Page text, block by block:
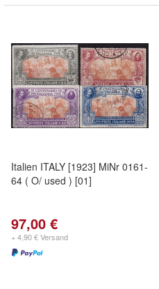
Italien ITALY [1923] MiNr 0161-
64 ( O/ used ) [01]
97,00 €
+ 4,90 € Versand